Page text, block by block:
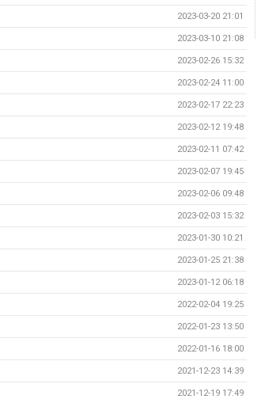
2023-03-20 21:01
2023-03-10 21:08
2023-02-26 15:32
2023-02-24 11:00
2023-02-17 22:23
2023-02-12 19:48
2023-02-11 07:42
2023-02-07 19:45
2023-02-06 09:48
2023-02-03 15:32
2023-01-30 10:21
2023-01-25 21:38
2023-01-12 06:18
2022-02-04 19:25
2022-01-23 13:50
2022-01-16 18:00
2021-12-23 14:39
2021-12-19 17:49